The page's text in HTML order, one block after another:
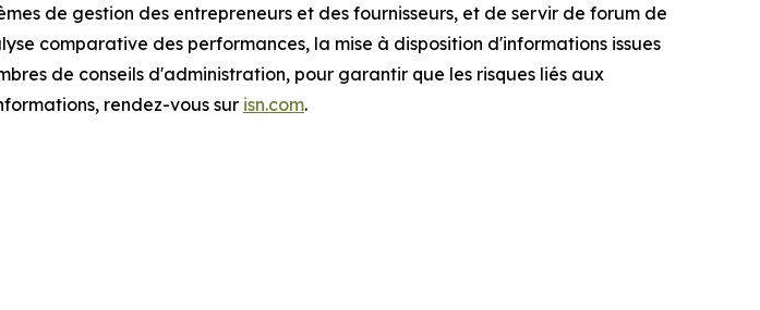
de gestion des entrepreneurs et des fournisseurs, et de servir de forum de
comparative des performances, la mise à disposition d'informations issues
de conseils d'administration, pour garantir que les risques liés aux
rendez-vous sur isn.com.